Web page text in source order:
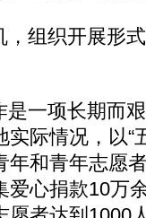
组织开展形式
一项长期而艰
际情况，以“
和青年志愿
心捐款10万